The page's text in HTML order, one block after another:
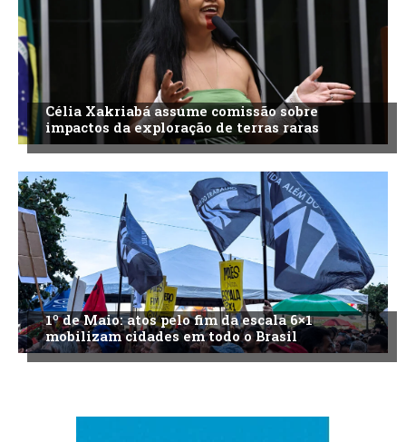
Célia Xakriabá assume comissão sobre
impactos da exploração de terras raras
1º de Maio: atos pelo fim da escala 6×1
mobilizam cidades em todo o Brasil